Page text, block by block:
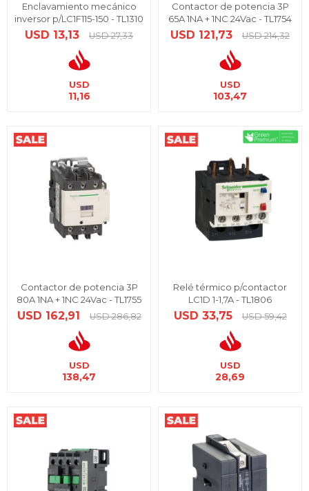
Enclavamiento mecánico
inversor p/LC1F115-150 - TL1310
USD 13,13 USD 27,33
USD
11,16
Contactor de potencia 3P
65A 1NA + 1NC 24Vac - TL1754
USD 121,73 USD 214,32
USD
103,47
Contactor de potencia 3P
80A 1NA + 1NC 24Vac - TL1755
USD 162,91 USD 286,82
USD
138,47
Relé térmico p/contactor
LC1D 1-1,7A - TL1806
USD 33,75 USD 59,42
USD
28,69